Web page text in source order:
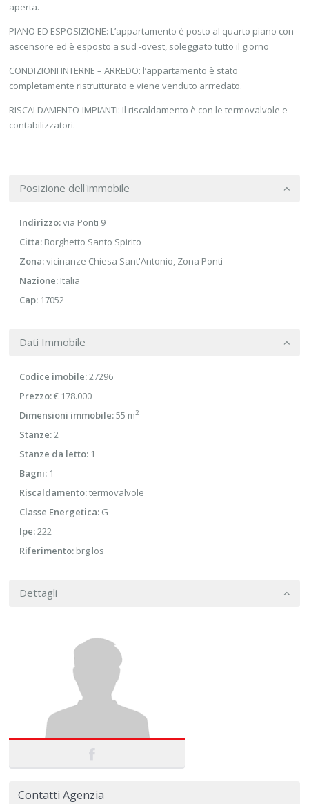
aperta.
PIANO ED ESPOSIZIONE: L’appartamento è posto al quarto piano con
ascensore ed è esposto a sud -ovest, soleggiato tutto il giorno
CONDIZIONI INTERNE – ARREDO: l’appartamento è stato
completamente ristrutturato e viene venduto arrredato.
RISCALDAMENTO-IMPIANTI: Il riscaldamento è con le termovalvole e
contabilizzatori.
Posizione dell'immobile
Indirizzo:via Ponti 9
Citta: Borghetto Santo Spirito
Zona:vicinanze Chiesa Sant'Antonio, Zona Ponti
Nazione: Italia
Cap: 17052
Dati Immobile
Codice imobile:27296
Prezzo:€ 178.000
Dimensioni immobile:55 m2
Stanze:2
Stanze da letto: 1
Bagni: 1
Riscaldamento:termovalvole
Classe Energetica: G
Ipe:222
Riferimento: brg los
Dettagli
Contatti Agenzia